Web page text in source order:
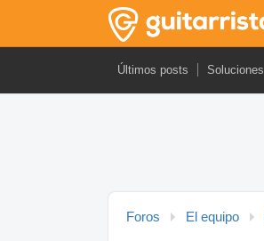
Últimos posts Soluciones
Foros El equipo